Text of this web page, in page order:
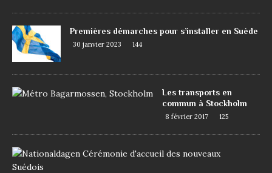
Premières démarches pour s’installer en Suède
30 janvier 2023 144
Les transports en
commun à Stockholm
8 février 2017 125